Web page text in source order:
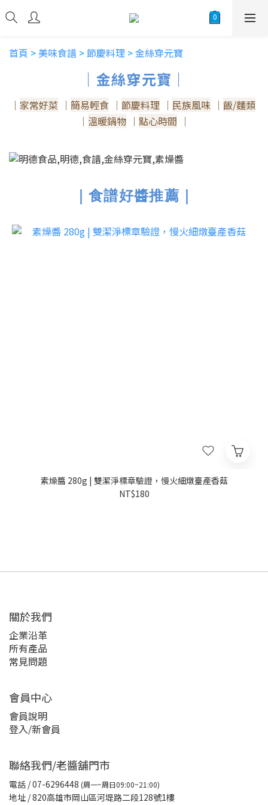
首頁 > 美味食譜 >節慶料理 >金絲穿元寶
｜金絲穿元寶｜
｜ 家常好菜 ｜ 簡易輕食 ｜ 節慶料理 ｜ 民族風味 ｜ 飯/麵類
｜ 溫暖鍋物 ｜ 點心時間 ｜
｜食譜好醬推薦｜
素燥醬 280g | 雙潔淨標章驗證，慢火細燉臺產香菇
NT$180
關於我們
企業沿革
所有產品
常見問題
會員中心
會員說明
登入/新會員
聯絡我們/老醬舖門市
電話 / 07-6296448 (周一~周日09:00~21:00)
地址 / 820高雄市岡山區河堤路二段128號1樓